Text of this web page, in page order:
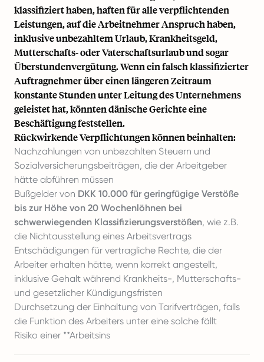
klassifiziert haben, haften für alle verpflichtenden
Leistungen, auf die Arbeitnehmer Anspruch haben,
inklusive unbezahltem Urlaub, Krankheitsgeld,
Mutterschafts- oder Vaterschaftsurlaubund sogar
Überstundenvergütung. Wenn ein falsch klassifizierter
Auftragnehmer über einen längeren Zeitraum
konstante Stunden unter Leitung des Unternehmens
geleistet hat, könnten dänische Gerichte eine
Beschäftigung feststellen.
Rückwirkende Verpflichtungen können beinhalten:
Nachzahlungen von unbezahlten Steuern und
Sozialversicherungsbeiträgen, die der Arbeitgeber
hätte abführen müssen
Bußgelder von DKK 10.000 für geringfügige Verstöße
bis zur Höhe von 20 Wochenlöhnen bei
schwerwiegenden Klassifizierungsverstößen, wie z.B.
die Nichtausstellung eines Arbeitsvertrags
Entschädigungen für vertragliche Rechte, die der
Arbeiter erhalten hätte, wenn korrekt angestellt,
inklusive Gehalt während Krankheits-, Mutterschafts-
und gesetzlicher Kündigungsfristen
Durchsetzung der Einhaltung von Tarifverträgen, falls
die Funktion des Arbeiters unter eine solche fällt
Risiko einer **Arbeitsins